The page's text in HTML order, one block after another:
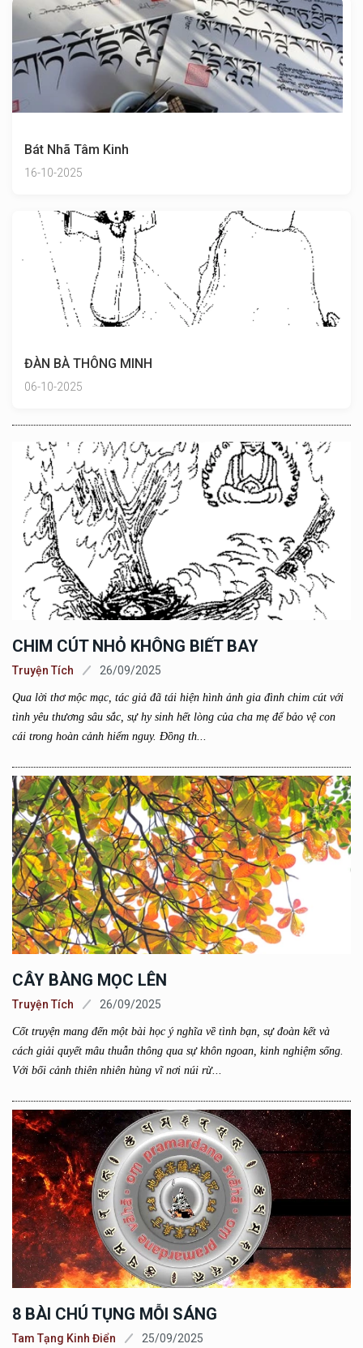
Bát Nhã Tâm Kinh
16-10-2025
ĐÀN BÀ THÔNG MINH
06-10-2025
CHIM CÚT NHỎ KHÔNG BIẾT BAY
Truyện Tích 26/09/2025
Qua lời thơ mộc mạc, tác giả đã tái hiện hình ảnh gia đình chim cút với
tình yêu thương sâu sắc, sự hy sinh hết lòng của cha mẹ để bảo vệ con
cái trong hoàn cảnh hiểm nguy. Đồng th...
CÂY BÀNG MỌC LÊN
Truyện Tích 26/09/2025
Cốt truyện mang đến một bài học ý nghĩa về tình bạn, sự đoàn kết và
cách giải quyết mâu thuẫn thông qua sự khôn ngoan, kinh nghiệm sống.
Với bối cảnh thiên nhiên hùng vĩ nơi núi rừ...
8 BÀI CHÚ TỤNG MỖI SÁNG
Tam Tạng Kinh Điển 25/09/2025